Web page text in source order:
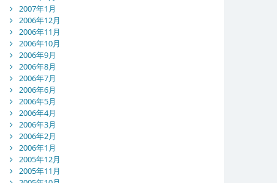
2007年1月
2006年12月
2006年11月
2006年10月
2006年9月
2006年8月
2006年7月
2006年6月
2006年5月
2006年4月
2006年3月
2006年2月
2006年1月
2005年12月
2005年11月